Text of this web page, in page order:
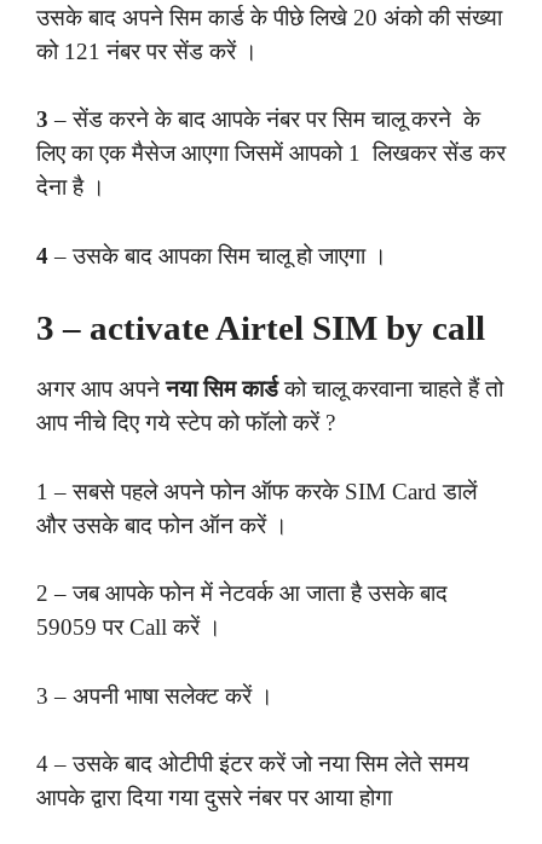
उसके बाद अपने सिम कार्ड के पीछे लिखे 20 अंको की संख्या
को 121 नंबर पर सेंड करें ।
3 – सेंड करने के बाद आपके नंबर पर सिम चालू करने के
लिए का एक मैसेज आएगा जिसमें आपको 1 लिखकर सेंड कर
देना है ।
4– उसके बाद आपका सिम चालू हो जाएगा ।
3 – activate Airtel SIM by call
अगर आप अपनेनया सिम कार्डको चालू करवाना चाहते हैं तो
आप नीचे दिए गये स्टेप को फॉलो करें ?
1 – सबसे पहले अपने फोन ऑफ करके SIM Card डालें
और उसके बाद फोन ऑन करें ।
2 – जब आपके फोन में नेटवर्क आ जाता है उसके बाद
59059 पर Call करें ।
3 – अपनी भाषा सलेक्ट करें ।
4 – उसके बाद ओटीपी इंटर करें जो नया सिम लेते समय
आपके द्वारा दिया गया दुसरे नंबर पर आया होगा